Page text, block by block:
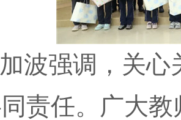
波强调，关心
责任。广大